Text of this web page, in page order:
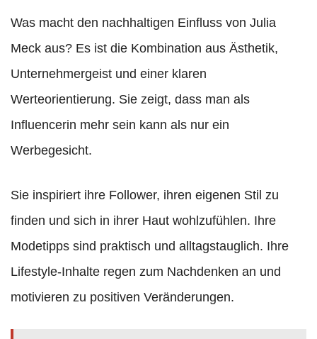
Was macht den nachhaltigen Einfluss von Julia
Meck aus? Es ist die Kombination aus Ästhetik,
Unternehmergeist und einer klaren
Werteorientierung. Sie zeigt, dass man als
Influencerin mehr sein kann als nur ein
Werbegesicht.
Sie inspiriert ihre Follower, ihren eigenen Stil zu
finden und sich in ihrer Haut wohlzufühlen. Ihre
Modetipps sind praktisch und alltagstauglich. Ihre
Lifestyle-Inhalte regen zum Nachdenken an und
motivieren zu positiven Veränderungen.